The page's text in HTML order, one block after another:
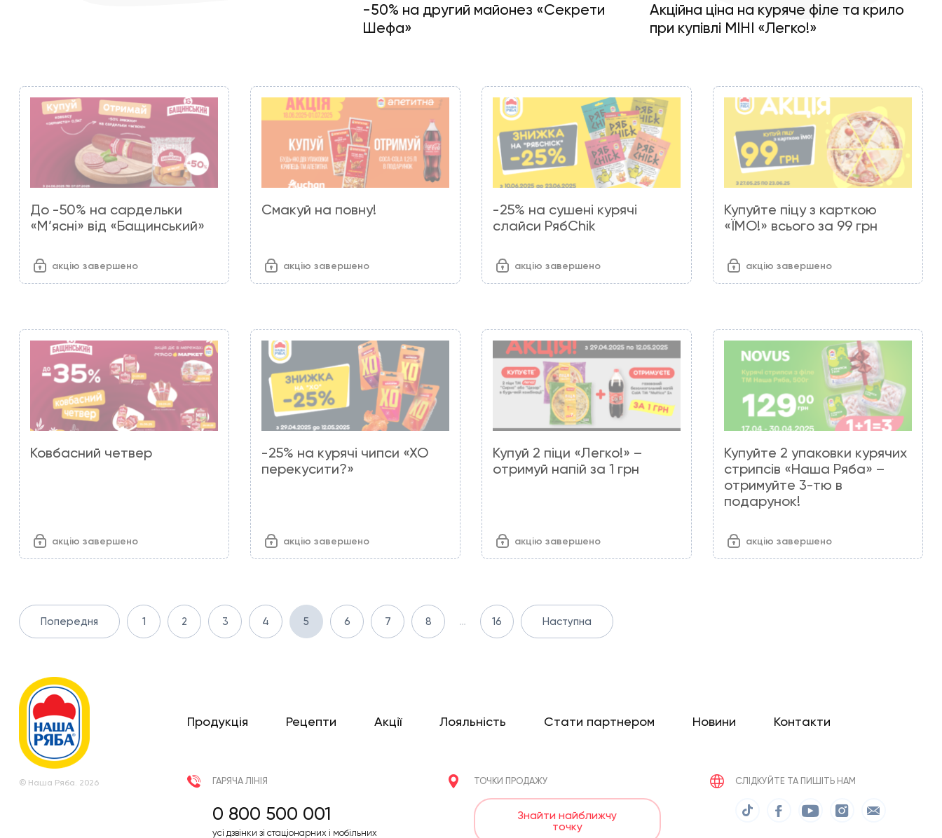
-50% на другий майонез «Секрети
Шефа»
Акційна ціна на куряче філе та крило
при купівлі МІНІ «Легко!»
До -50% на сардельки
«М’ясні» від «Бащинський»
акцію завершено
Смакуй на повну!
акцію завершено
-25% на сушені курячі
слайси РябChik
акцію завершено
Купуйте піцу з карткою
«ЇМО!» всього за 99 грн
акцію завершено
Ковбасний четвер
акцію завершено
-25% на курячі чипси «ХО
перекусити?»
акцію завершено
Купуй 2 піци «Легко!» –
отримуй напій за 1 грн
акцію завершено
Купуйте 2 упаковки курячих
стрипсів «Наша Ряба» –
отримуйте 3-тю в
подарунок!
акцію завершено
Попередня 1 2 3 4 5 6 7 8 … 16 Наступна
© Наша Ряба. 2026
Продукція Рецепти Акції Лояльність Стати партнером Новини Контакти
ГАРЯЧА ЛІНІЯ
0 800 500 001
усі дзвінки зі стаціонарних і мобільних
ТОЧКИ ПРОДАЖУ
Знайти найближчу
точку
СЛІДКУЙТЕ ТА ПИШІТЬ НАМ